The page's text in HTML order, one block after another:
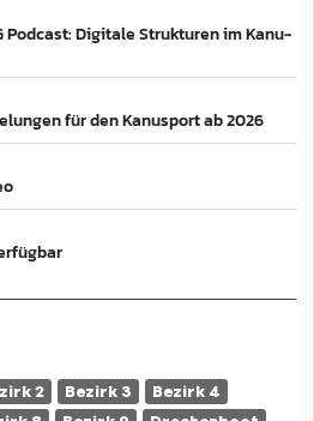
Podcast: Digitale Strukturen im Kanu-
für den Kanusport ab 2026
2 Bezirk 3
Bezirk 4